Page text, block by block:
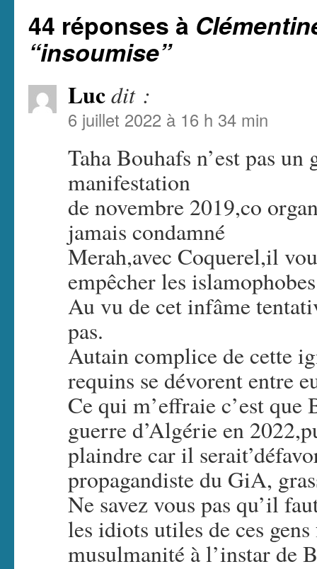
44 réponses à
“insoumise”
Lucdit :
6 juillet 2022 à 16 h 34 min
Taha Bouhafs n’est pas
manifestation
de novembre 2019,co
jamais condamné
Merah,avec Coquerel,il
empêcher les
Au vu de cet infâme
pas.
Autain complice de cette
requins se dévorent entre
Ce qui m’effraie c’est
guerre d’Algérie en
plaindre car il
propagandiste du GiA,
Ne savez vous pas qu’il
les idiots utiles de ces
musulmanité à l’instar de